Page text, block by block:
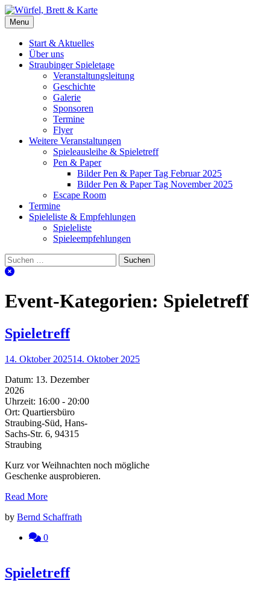
Skip
to
content
Würfel, Brett & Karte
Brettspielverein & Veranstalter Straubinger Spieletage
Menu
Start & Aktuelles
Über uns
Straubinger Spieletage
Veranstaltungsleitung
Geschichte
Galerie
Sponsoren
Termine
Flyer
Weitere Veranstaltungen
Spieleausleihe & Spieletreff
Pen & Paper
Bilder Pen & Paper Tag Februar 2025
Bilder Pen & Paper Tag November 2025
Escape Room
Termine
Spieleliste & Empfehlungen
Spieleliste
Spieleempfehlungen
Suchen
nach:
Event-Kategorien: Spieletreff
Spieletreff
14. Oktober 202514. Oktober 2025
Datum: 13. Dezember
2026
Uhrzeit: 16:00 - 20:00
Ort: Quartiersbüro
Straubing-Süd, Hans-
Sachs-Str. 6, 94315
Straubing
Kurz vor Weihnachten noch mögliche
Geschenke ausprobieren.
Read More
by Bernd Schaffrath
0
Spieletreff